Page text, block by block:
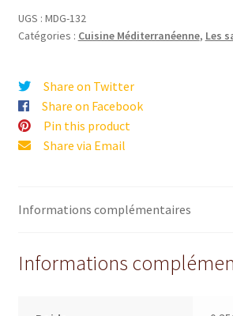
UGS : MDG-132
Catégories : Cuisine Méditerranéenne, Les
Share on Twitter
Share on Facebook
Pin this product
Share via Email
Informations complémentaires
Informations